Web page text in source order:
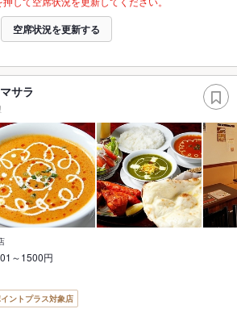
空席状況を更新する
サラ
～1500円
ントプラス対象店